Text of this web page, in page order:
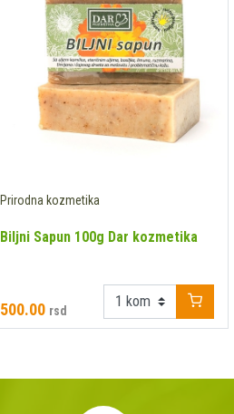
Prirodna kozmetika
Biljni Sapun 100g Dar kozmetika
500.00 rsd